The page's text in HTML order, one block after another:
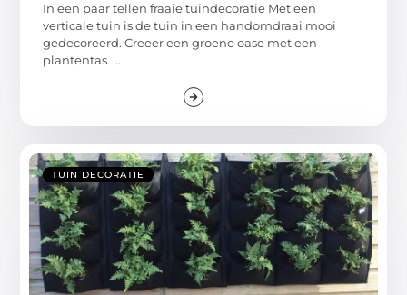
In een paar tellen fraaie tuindecoratie Met een
verticale tuin is de tuin in een handomdraai mooi
gedecoreerd. Creeer een groene oase met een
plantentas. ...
TUIN DECORATIE